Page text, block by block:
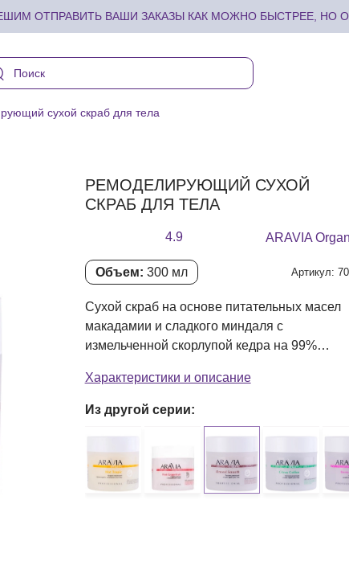
ОТПРАВИТЬ ВАШИ ЗАКАЗЫ КАК МОЖНО БЫСТРЕЕ, НО
сухой скраб для тела
РЕМОДЕЛИРУЮЩИЙ СУХОЙ
СКРАБ ДЛЯ ТЕЛА
4.9 ARAVIA
Объем: 300 мл Артикул:
Сухой скраб на основе питательных масел
макадамии и сладкого миндаля с
измельченной скорлупой кедра на 99%
Характеристики и описание
Из другой серии: